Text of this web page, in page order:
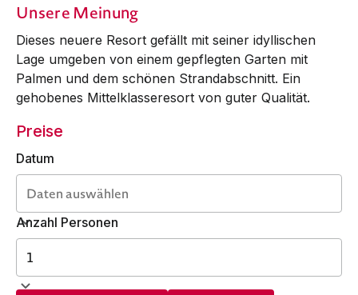
Unsere Meinung
Dieses neuere Resort gefällt mit seiner idyllischen
Lage umgeben von einem gepflegten Garten mit
Palmen und dem schönen Strandabschnitt. Ein
gehobenes Mittelklasseresort von guter Qualität.
Preise
Datum
Anzahl Personen